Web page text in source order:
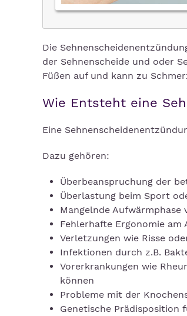
Die
der Sehnenscheide und oder
Füßen auf und kann zu
Wie Entsteht eine
Eine
Dazu gehören:
Überbeanspruchung der
Überlastung beim Sport
Mangelnde Aufwärmphase
Fehlerhafte Ergonomie
Verletzungen wie Risse
Infektionen durch z.B.
Vorerkrankungen wie
können
Probleme mit der
Genetische Prädisposition